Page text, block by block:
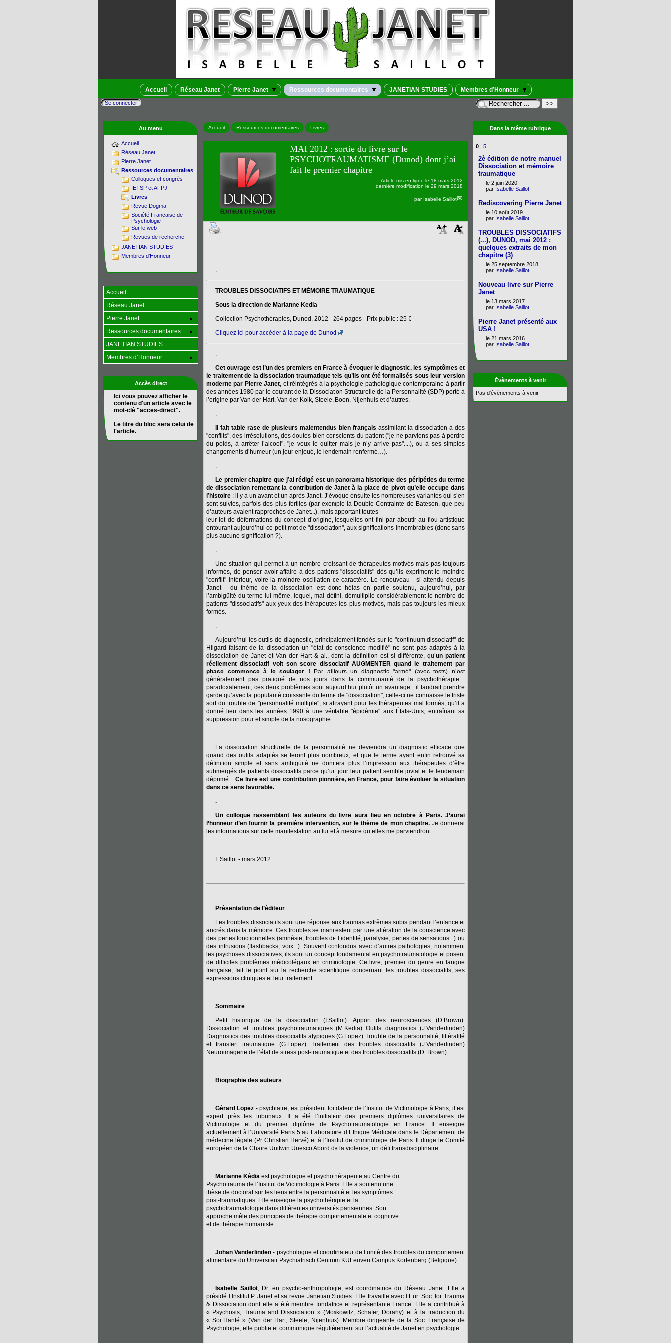
Accueil Réseau Janet Pierre Janet Ressources documentaires JANETIAN STUDIES Membres d’Honneur
Se connecter
Accueil Ressources documentaires Livres
MAI 2012 : sortie du livre sur le
PSYCHOTRAUMATISME (Dunod) dont j’ai
fait le premier chapitre
Article mis en ligne le 18 mars 2012
dernière modification le 29 mars 2018
par Isabelle Saillot
.
TROUBLES DISSOCIATIFS ET MÉMOIRE TRAUMATIQUE
Sous la direction de Marianne Kedia
Collection Psychothérapies, Dunod, 2012 - 264 pages - Prix public : 25 €
Cliquez ici pour accéder à la page de Dunod
.
Cet ouvrage est l’un des premiers en France à évoquer le diagnostic, les symptômes et
le traitement de la dissociation traumatique tels qu’ils ont été formalisés sous leur version
moderne par Pierre Janet, et réintégrés à la psychologie pathologique contemporaine à partir
des années 1980 par le courant de la Dissociation Structurelle de la Personnalité (SDP) porté à
l’origine par Van der Hart, Van der Kolk, Steele, Boon, Nijenhuis et d’autres.
.
Il fait table rase de plusieurs malentendus bien français assimilant la dissociation à des
"conflits", des irrésolutions, des doutes bien conscients du patient ("je ne parviens pas à perdre
du poids, à arrêter l’alcool", "je veux le quitter mais je n’y arrive pas"....), ou à ses simples
changements d’humeur (un jour enjoué, le lendemain renfermé…).
.
Le premier chapitre que j’ai rédigé est un panorama historique des péripéties du terme
de dissociation remettant la contribution de Janet à la place de pivot qu’elle occupe dans
l’histoire : il y a un avant et un après Janet. J’évoque ensuite les nombreuses variantes qui s’en
sont suivies, parfois des plus fertiles (par exemple la Double Contrainte de Bateson, que peu
d’auteurs avaient rapprochés de Janet...), mais apportant toutes
leur lot de déformations du concept d’origine, lesquelles ont fini par aboutir au flou artistique
entourant aujourd’hui ce petit mot de "dissociation", aux significations innombrables (donc sans
plus aucune signification ?).
.
Une situation qui permet à un nombre croissant de thérapeutes motivés mais pas toujours
informés, de penser avoir affaire à des patients "dissociatifs" dès qu’ils expriment le moindre
"conflit" intérieur, voire la moindre oscillation de caractère. Le renouveau - si attendu depuis
Janet - du thème de la dissociation est donc hélas en partie soutenu, aujourd’hui, par
l’ambigüité du terme lui-même, lequel, mal défini, démultiplie considérablement le nombre de
patients "dissociatifs" aux yeux des thérapeutes les plus motivés, mais pas toujours les mieux
formés.
.
Aujourd’hui les outils de diagnostic, principalement fondés sur le "continuum dissociatif" de
Hilgard faisant de la dissociation un "état de conscience modifié" ne sont pas adaptés à la
dissociation de Janet et Van der Hart & al., dont la définition est si différente, qu’un patient
réellement dissociatif voit son score dissociatif AUGMENTER quand le traitement par
phase commence à le soulager ! Par ailleurs un diagnostic "armé" (avec tests) n’est
généralement pas pratiqué de nos jours dans la communauté de la psychothérapie :
paradoxalement, ces deux problèmes sont aujourd’hui plutôt un avantage : il faudrait prendre
garde qu’avec la popularité croissante du terme de "dissociation", celle-ci ne connaisse le triste
sort du trouble de "personnalité multiple", si attrayant pour les thérapeutes mal formés, qu’il a
donné lieu dans les années 1990 à une véritable "épidémie" aux États-Unis, entraînant sa
suppression pour et simple de la nosographie.
.
La dissociation structurelle de la personnalité ne deviendra un diagnostic efficace que
quand des outils adaptés se feront plus nombreux, et que le terme ayant enfin retrouvé sa
définition simple et sans ambigüité ne donnera plus l’impression aux thérapeutes d’être
submergés de patients dissociatifs parce qu’un jour leur patient semble jovial et le lendemain
déprimé... Ce livre est une contribution pionnière, en France, pour faire évoluer la situation
dans ce sens favorable.
.
Un colloque rassemblant les auteurs du livre aura lieu en octobre à Paris. J’aurai
l’honneur d’en fournir la première intervention, sur le thème de mon chapitre.Je donnerai
les informations sur cette manifestation au fur et à mesure qu’elles me parviendront.
.
I. Saillot - mars 2012.
.
.
Présentation de l’éditeur
Les troubles dissociatifs sont une réponse aux traumas extrêmes subis pendant l’enfance et
ancrés dans la mémoire. Ces troubles se manifestent par une altération de la conscience avec
des pertes fonctionnelles (amnésie, troubles de l’identité, paralysie, pertes de sensations...) ou
des intrusions (flashbacks, voix...). Souvent confondus avec d’autres pathologies, notamment
les psychoses dissociatives, ils sont un concept fondamental en psychotraumatologie et posent
de difficiles problèmes médicolégaux en criminologie. Ce livre, premier du genre en langue
française, fait le point sur la recherche scientifique concernant les troubles dissociatifs, ses
expressions cliniques et leur traitement.
.
Sommaire
Petit historique de la dissociation (I.Saillot). Apport des neurosciences (D.Brown).
Dissociation et troubles psychotraumatiques (M.Kedia) Outils diagnostics (J.Vanderlinden)
Diagnostics des troubles dissociatifs atypiques (G.Lopez) Trouble de la personnalité, littéralité
et transfert traumatique (G.Lopez) Traitement des troubles dissociatifs (J.Vanderlinden)
Neuroimagerie de l’état de stress post-traumatique et des troubles dissociatifs (D. Brown)
.
Biographie des auteurs
.
Gérard Lopez - psychiatre, est président fondateur de l’Institut de Victimologie à Paris, il est
expert près les tribunaux. Il a été l’initiateur des premiers diplômes universitaires de
Victimologie et du premier diplôme de Psychotraumatologie en France. Il enseigne
actuellement à l’Université Paris 5 au Laboratoire d’Ethique Médicale dans le Département de
médecine légale (Pr Christian Hervé) et à l’Institut de criminologie de Paris. Il dirige le Comité
européen de la Chaire Unitwin Unesco Abord de la violence, un défi transdisciplinaire.
.
Marianne Kédia est psychologue et psychothérapeute au Centre du
Psychotrauma de l’Institut de Victimologie à Paris. Elle a soutenu une
thèse de doctorat sur les liens entre la personnalité et les symptômes
post-traumatiques. Elle enseigne la psychothérapie et la
psychotraumatologie dans différentes universités parisiennes. Son
approche mêle des principes de thérapie comportementale et cognitive
et de thérapie humaniste
.
Johan Vanderlinden - psychologue et coordinateur de l’unité des troubles du comportement
alimentaire du Universitair Psychiatrisch Centrum KULeuven Campus Kortenberg (Belgique)
.
Isabelle Saillot, Dr. en psycho-anthropologie, est coordinatrice du Réseau Janet. Elle a
présidé l’Institut P. Janet et sa revue Janetian Studies. Elle travaille avec l’Eur. Soc. for Trauma
& Dissociation dont elle a été membre fondatrice et représentante France. Elle a contribué à
« Psychosis, Trauma and Dissociation » (Moskowitz, Schafer, Dorahy) et à la traduction du
« Soi Hanté » (Van der Hart, Steele, Nijenhuis). Membre dirigeante de la Soc. Française de
Psychologie, elle publie et communique régulièrement sur l’actualité de Janet en psychologie.
Au menu
Accueil
Réseau Janet
Pierre Janet
Ressources documentaires
Colloques et congrès
IETSP et AFPJ
Livres
Revue Dogma
Société Française de
Psychologie
Sur le web
Revues de recherche
JANETIAN STUDIES
Membres d’Honneur
Accueil
Réseau Janet
Pierre Janet
Ressources documentaires
JANETIAN STUDIES
Membres d’Honneur
Accès direct
Ici vous pouvez afficher le
contenu d'un article avec le
mot-clé "acces-direct".
Le titre du bloc sera celui de
l'article.
Dans la même rubrique
0 | 5
2è édition de notre manuel
Dissociation et mémoire
traumatique
le 2 juin 2020
par Isabelle Saillot
Rediscovering Pierre Janet
le 10 août 2019
par Isabelle Saillot
TROUBLES DISSOCIATIFS
(...), DUNOD, mai 2012 :
quelques extraits de mon
chapitre (3)
le 25 septembre 2018
par Isabelle Saillot
Nouveau livre sur Pierre
Janet
le 13 mars 2017
par Isabelle Saillot
Pierre Janet présenté aux
USA !
le 21 mars 2016
par Isabelle Saillot
Évènements à venir
Pas d'évènements à venir